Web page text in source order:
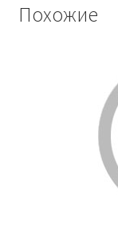
Похожие